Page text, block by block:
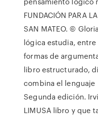
FUNDACIÓN PARA
SAN MATEO. ©
lógica estudia, entre
formas de
libro estructurado,
combina el lenguaje
Segunda edición.
LIMUSA libro y que